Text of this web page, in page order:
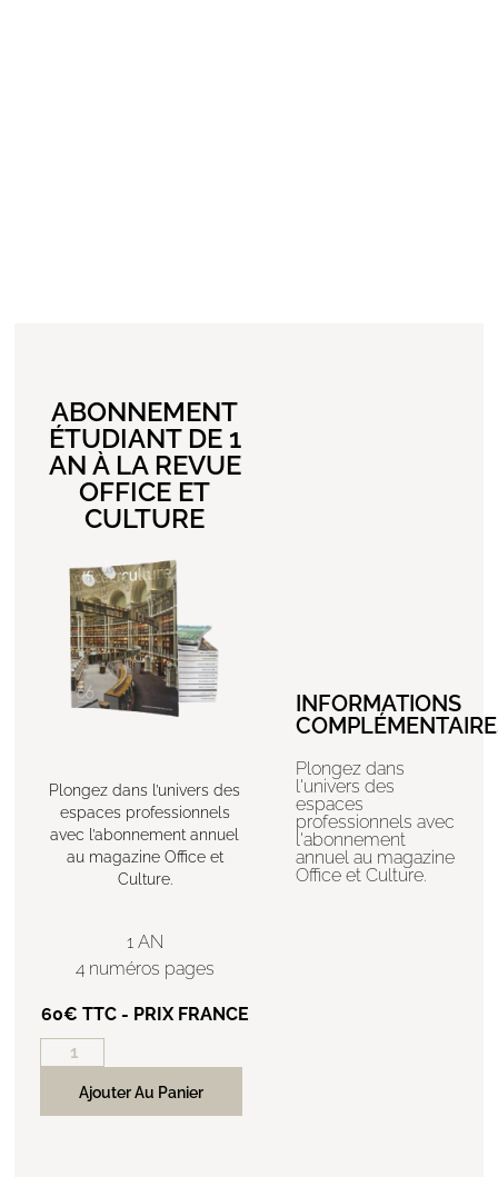
INFORMATIONS
Plongez dans
l'univers des
espaces
professionnels avec
l'abonnement
annuel au magazine
Office et Culture.
ABONNEMENT
ÉTUDIANT DE 1
AN À LA REVUE
OFFICE ET
CULTURE
Plongez dans l’univers des
espaces professionnels
avec l’abonnement annuel
au magazine Office et
Culture.
1 AN
4 numéros pages
60€ TTC - PRIX FRANCE
Ajouter Au Panier